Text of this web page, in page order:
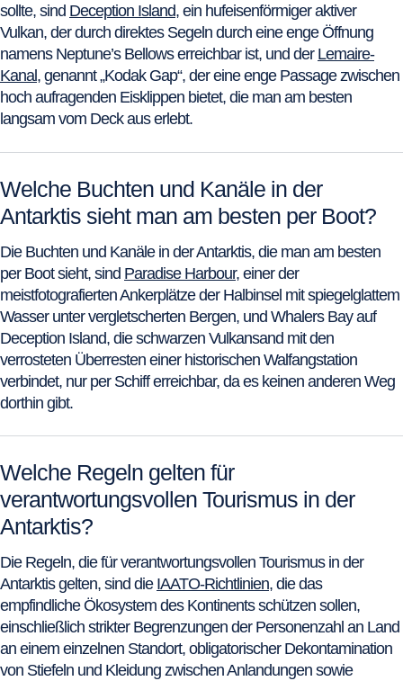
sollte, sind Deception Island, ein hufeisenförmiger aktiver
Vulkan, der durch direktes Segeln durch eine enge Öffnung
namens Neptune’s Bellows erreichbar ist, und der Lemaire-
Kanal, genannt „Kodak Gap“, der eine enge Passage zwischen
hoch aufragenden Eisklippen bietet, die man am besten
langsam vom Deck aus erlebt.
Welche Buchten und Kanäle in der
Antarktis sieht man am besten per Boot?
Die Buchten und Kanäle in der Antarktis, die man am besten
per Boot sieht, sind Paradise Harbour, einer der
meistfotografierten Ankerplätze der Halbinsel mit spiegelglattem
Wasser unter vergletscherten Bergen, und Whalers Bay auf
Deception Island, die schwarzen Vulkansand mit den
verrosteten Überresten einer historischen Walfangstation
verbindet, nur per Schiff erreichbar, da es keinen anderen Weg
dorthin gibt.
Welche Regeln gelten für
verantwortungsvollen Tourismus in der
Antarktis?
Die Regeln, die für verantwortungsvollen Tourismus in der
Antarktis gelten, sind die IAATO-Richtlinien, die das
empfindliche Ökosystem des Kontinents schützen sollen,
einschließlich strikter Begrenzungen der Personenzahl an Land
an einem einzelnen Standort, obligatorischer Dekontamination
von Stiefeln und Kleidung zwischen Anlandungen sowie